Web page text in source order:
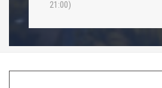
21:00)